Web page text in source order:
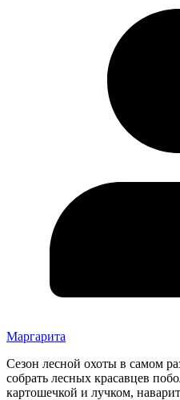
Маргарита
Сезон лесной охоты в самом
собрать лесных красавцев
картошечкой и лучком,